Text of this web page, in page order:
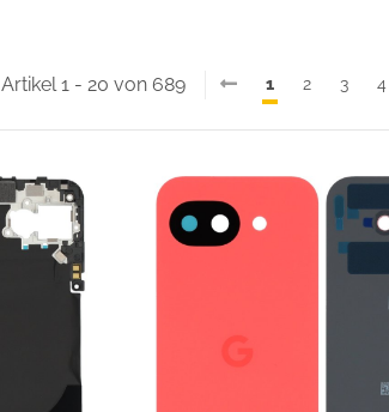
Artikel 1 - 20 von 689 1 2 3 4